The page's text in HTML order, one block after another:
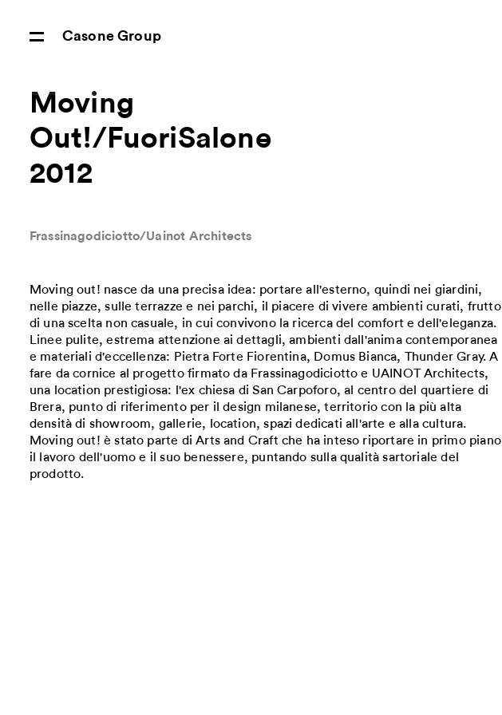
Casone Group
Moving
Out!/FuoriSalone
2012
Frassinagodiciotto/Uainot Architects
Moving out! nasce da una precisa idea: portare all'esterno, quindi nei giardini,
nelle piazze, sulle terrazze e nei parchi, il piacere di vivere ambienti curati, frutto
di una scelta non casuale, in cui convivono la ricerca del comfort e dell'eleganza.
Linee pulite, estrema attenzione ai dettagli, ambienti dall'anima contemporanea
e materiali d'eccellenza: Pietra Forte Fiorentina, Domus Bianca, Thunder Gray. A
fare da cornice al progetto firmato da Frassinagodiciotto e UAINOT Architects,
una location prestigiosa: l'ex chiesa di San Carpoforo, al centro del quartiere di
Brera, punto di riferimento per il design milanese, territorio con la più alta
densità di showroom, gallerie, location, spazi dedicati all'arte e alla cultura.
Moving out! è stato parte di Arts and Craft che ha inteso riportare in primo piano
il lavoro dell'uomo e il suo benessere, puntando sulla qualità sartoriale del
prodotto.